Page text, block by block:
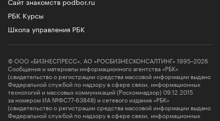
РБК Курсы
Школа управления РБК
© ООО «БИЗНЕСПРЕСС», АО «РОСБИЗНЕСКОНСАЛТИНГ» 1995–2026
Сообщения и материалы информационного агентства «РБК»
(свидетельство о регистрации средства массовой информации выдано
Федеральной службой по надзору в сфере связи, информационных
технологий и массовых коммуникаций (Роскомнадзор) 09.12.2015
за номером ИА №ФС77-63848) и сетевого издания «РБК»
(свидетельство о регистрации средства массовой информации выдано
Федеральной службой по надзору в сфере связи, информационных